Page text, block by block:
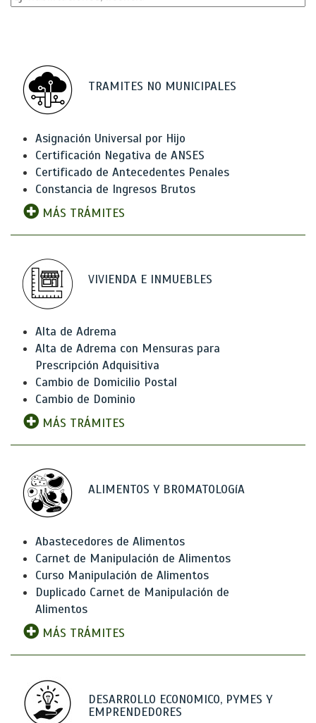
TRAMITES NO MUNICIPALES
Asignación Universal por Hijo
Certificación Negativa de ANSES
Certificado de Antecedentes Penales
Constancia de Ingresos Brutos
MÁS TRÁMITES
VIVIENDA E INMUEBLES
Alta de Adrema
Alta de Adrema con Mensuras para
Prescripción Adquisitiva
Cambio de Domicilio Postal
Cambio de Dominio
MÁS TRÁMITES
ALIMENTOS Y BROMATOLOGíA
Abastecedores de Alimentos
Carnet de Manipulación de Alimentos
Curso Manipulación de Alimentos
Duplicado Carnet de Manipulación de
Alimentos
MÁS TRÁMITES
DESARROLLO ECONOMICO, PYMES Y
EMPRENDEDORES